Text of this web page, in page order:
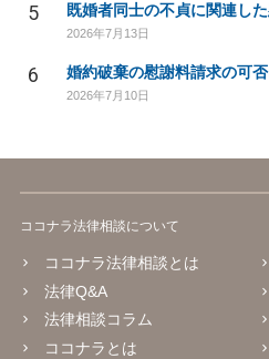
5 既婚者同士の不貞に関連し
2026年7月13日
6 婚約破棄の慰謝料請求の可
2026年7月10日
ココナラ法律相談について
ココナラ法律相談とは
法律Q&A
法律相談コラム
ココナラとは